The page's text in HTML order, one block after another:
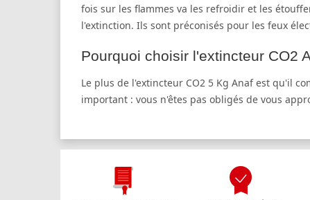
fois sur les flammes va les refroidir et les
l'extinction. Ils sont préconisés pour les feux
Pourquoi choisir l'extincteur CO2
Le plus de l'extincteur CO2 5 Kg Anaf est qu'il
important : vous n'êtes pas obligés de vous